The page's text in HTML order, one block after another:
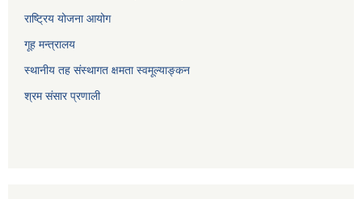
राष्ट्रिय योजना आयोग
गूह मन्त्रालय
स्थानीय तह संस्थागत क्षमता स्वमूल्याङ्कन
श्रम संसार प्रणाली